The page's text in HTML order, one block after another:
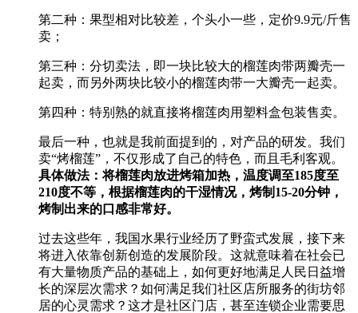
第二种：果型相对比较差，个头小一些，定价9.9元/斤售
卖；
第三种：分切卖法，即一块比较大的榴莲肉带两瓣壳一
起卖，而另外两块比较小的榴莲肉带一大瓣壳一起卖。
第四种：特别熟的就直接将榴莲肉用塑料盒包装售卖。
最后一种，也就是我前面提到的，对产品的研发。我们
卖“烤榴莲”，不仅形成了自己的特色，而且毛利客观。
具体做法：将榴莲肉放进烤箱加热，温度调至185度至
210度不等，根据榴莲肉的干湿情况，烤制15-20分钟，
烤制出来的口感非常好。
过去这些年，我国水果行业经历了野蛮式发展，接下来
将进入依靠创新创造的发展阶段。这就意味着在社会已
有大量物质产品的基础上，如何更好地满足人民日益增
长的深层次需求？如何满足我们社区店所服务的街坊邻
居的心灵需求？这才是社区门店，甚至连锁企业需要思